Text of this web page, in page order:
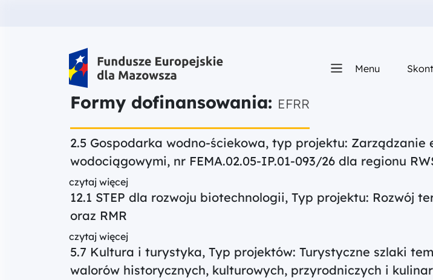
Fundusze Europejskie dla Mazowsza Menu
Formy dofinansowania: EFRR
2.5 Gospodarka wodno-ściekowa, typ projektu:
wodociągowymi, nr FEMA.02.05-IP.01-093/26 dla regionu
czytaj więcej
12.1 STEP dla rozwoju biotechnologii, Typ projektu: Rozwój
oraz RMR
czytaj więcej
5.7 Kultura i turystyka, Typ projektów: Turystyczne szlaki
walorów historycznych, kulturowych, przyrodniczych i